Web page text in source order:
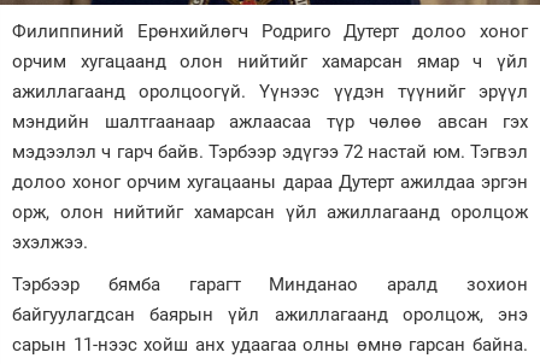
Нийгэм
Дэлхий
Зурхай
Филиппиний Ерөнхийлөгч Родриго Дутерт долоо хоног
орчим хугацаанд олон нийтийг хамарсан ямар ч үйл
ажиллагаанд оролцоогүй. Үүнээс үүдэн түүнийг эрүүл
мэндийн шалтгаанаар ажлаасаа түр чөлөө авсан гэх
мэдээлэл ч гарч байв. Тэрбээр эдүгээ 72 настай юм. Тэгвэл
долоо хоног орчим хугацааны дараа Дутерт ажилдаа эргэн
орж, олон нийтийг хамарсан үйл ажиллагаанд оролцож
эхэлжээ.
Тэрбээр бямба гарагт Минданао аралд зохион
байгуулагдсан баярын үйл ажиллагаанд оролцож, энэ
сарын 11-нээс хойш анх удаагаа олны өмнө гарсан байна.